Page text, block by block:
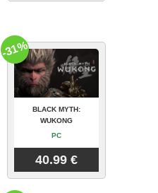
BLACK MYTH:
WUKONG
PC
40.99 €
-31%